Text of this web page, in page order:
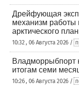
Дрейфующая
механизм работы
арктического
10:32 , 06 Августа 2026 /
Владморрыбпорт
итогам семи
10:26 , 06 Августа 2026 /